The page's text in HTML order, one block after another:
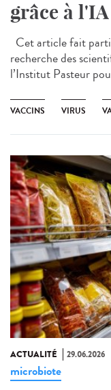
grâce à l'IA
Cet article fait
recherche des
l’Institut Pasteur
VACCINS VIRUS
ACTUALITÉ 29.06.2026
microbiote